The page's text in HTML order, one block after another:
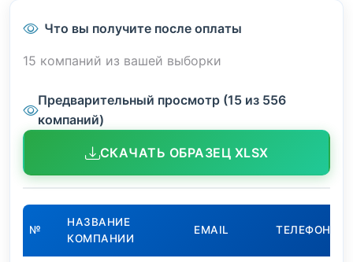
Что вы получите после оплаты
15 компаний из вашей выборки
Предварительный просмотр (15 из 556
компаний)
СКАЧАТЬ ОБРАЗЕЦ XLSX
№
НАЗВАНИЕ
КОМПАНИИ
EMAIL ТЕЛЕФОН